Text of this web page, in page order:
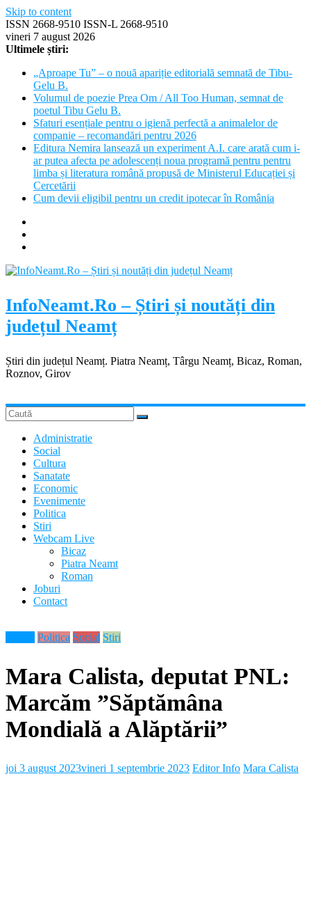
Skip to content
ISSN 2668-9510 ISSN-L 2668-9510
vineri 7 august 2026
Ultimele știri:
„Aproape Tu” – o nouă apariție editorială semnată de Tibu-
Gelu B.
Volumul de poezie Prea Om / All Too Human, semnat de
poetul Tibu Gelu B.
Sfaturi esențiale pentru o igienă perfectă a animalelor de
companie – recomandări pentru 2026
Editura Nemira lansează un experiment A.I. care arată cum i-
ar putea afecta pe adolescenți noua programă pentru pentru
limba și literatura română propusă de Ministerul Educației și
Cercetării
Cum devii eligibil pentru un credit ipotecar în România
InfoNeamt.Ro – Știri și noutăți din
județul Neamț
Știri din județul Neamț. Piatra Neamț, Târgu Neamț, Bicaz, Roman,
Roznov, Girov
Administratie
Social
Cultura
Sanatate
Economic
Evenimente
Politica
Stiri
Webcam Live
Bicaz
Piatra Neamt
Roman
Joburi
Contact
Politica Social Stiri
Mara Calista, deputat PNL:
Marcăm ”Săptămâna
Mondială a Alăptării”
joi 3 august 2023vineri 1 septembrie 2023 Editor Info Mara Calista